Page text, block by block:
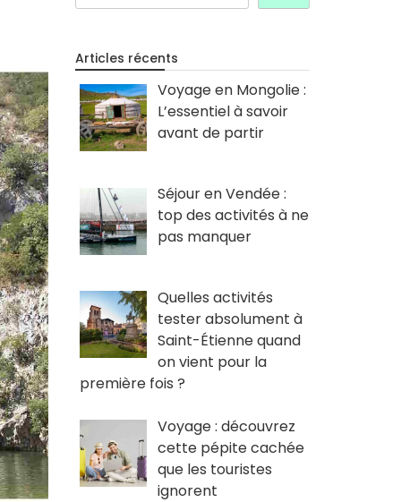
Articles récents
Voyage en Mongolie :
L’essentiel à savoir
avant de partir
Séjour en Vendée :
top des activités à ne
pas manquer
Quelles activités
tester absolument à
Saint-Étienne quand
on vient pour la
première fois ?
Voyage : découvrez
cette pépite cachée
que les touristes
ignorent